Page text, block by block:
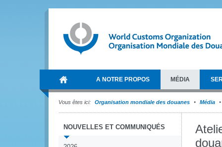
A NOTRE PROPOS MÉDIA
Vous êtes ici: Organisation mondiale des douanes Média
NOUVELLES ET COMMUNIQUÉS